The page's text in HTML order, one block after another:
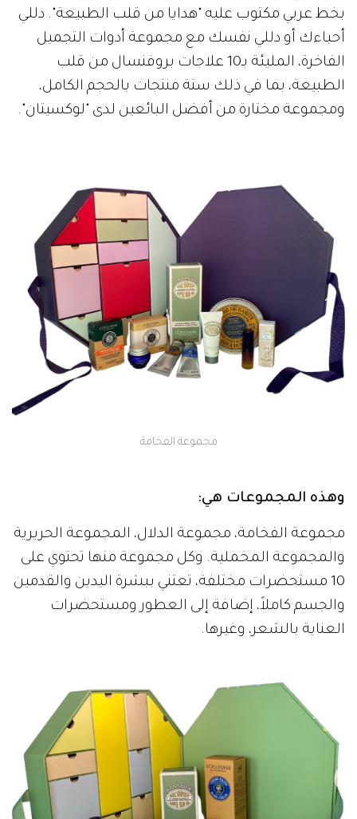
بخط عربي مكتوب عليه "هدايا من قلب الطبيعة". دللي
أحباءك أو دللي نفسك مع مجموعة أدوات التجميل
الفاخرة، المليئة بـ10 علاجات بروفنسال من قلب
الطبيعة، بما في ذلك ستة منتجات بالحجم الكامل،
ومجموعة مختارة من أفضل البائعين لدى "لوكسيتان".
مجموعة الفخامة
وهذه المجموعات هي:
مجموعة الفخامة، مجموعة الدلال، المجموعة الحريرية
والمجموعة المخملية. وكل مجموعة منها تحتوي على
10 مستحضرات مختلفة، تعتني ببشرة اليدين والقدمين
والجسم كاملاً، إضافة إلى العطور ومستحضرات
العناية بالشعر، وغيرها.